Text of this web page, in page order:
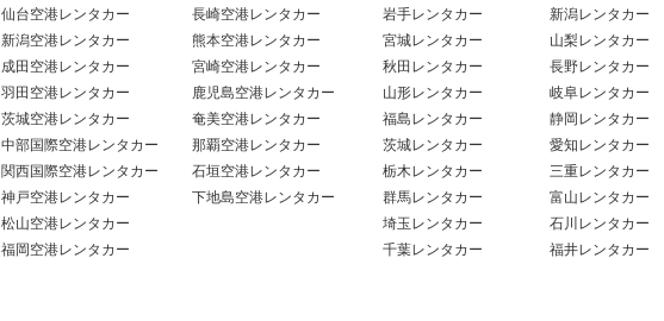
仙台空港レンタカー
新潟空港レンタカー
成田空港レンタカー
羽田空港レンタカー
茨城空港レンタカー
中部国際空港レンタカー
関西国際空港レンタカー
神戸空港レンタカー
松山空港レンタカー
福岡空港レンタカー
長崎空港レンタカー
熊本空港レンタカー
宮崎空港レンタカー
鹿児島空港レンタカー
奄美空港レンタカー
那覇空港レンタカー
石垣空港レンタカー
下地島空港レンタカー
岩手レンタカー
宮城レンタカー
秋田レンタカー
山形レンタカー
福島レンタカー
茨城レンタカー
栃木レンタカー
群馬レンタカー
埼玉レンタカー
千葉レンタカー
新潟レンタカー
山梨レンタカー
長野レンタカー
岐阜レンタカー
静岡レンタカー
愛知レンタカー
三重レンタカー
富山レンタカー
石川レンタカー
福井レンタカー